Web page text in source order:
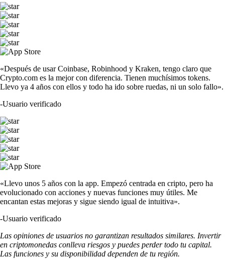
«Después de usar Coinbase, Robinhood y Kraken, tengo claro que
Crypto.com es la mejor con diferencia. Tienen muchísimos tokens.
Llevo ya 4 años con ellos y todo ha ido sobre ruedas, ni un solo fallo».
-Usuario verificado
«Llevo unos 5 años con la app. Empezó centrada en cripto, pero ha
evolucionado con acciones y nuevas funciones muy útiles. Me
encantan estas mejoras y sigue siendo igual de intuitiva».
-Usuario verificado
Las opiniones de usuarios no garantizan resultados similares. Invertir
en criptomonedas conlleva riesgos y puedes perder todo tu capital.
Las funciones y su disponibilidad dependen de tu región.